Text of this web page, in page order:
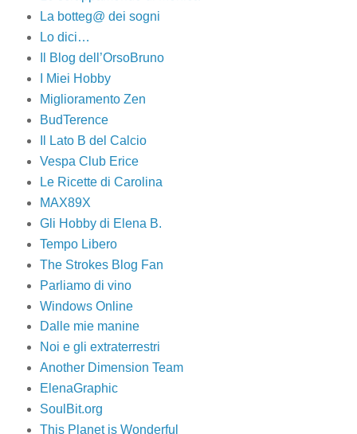
La botteg@ dei sogni
Lo dici…
Il Blog dell’OrsoBruno
I Miei Hobby
Miglioramento Zen
BudTerence
Il Lato B del Calcio
Vespa Club Erice
Le Ricette di Carolina
MAX89X
Gli Hobby di Elena B.
Tempo Libero
The Strokes Blog Fan
Parliamo di vino
Windows Online
Dalle mie manine
Noi e gli extraterrestri
Another Dimension Team
ElenaGraphic
SoulBit.org
This Planet is Wonderful